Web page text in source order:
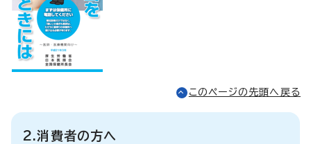
このページの先頭へ戻る
2.消費者の方へ